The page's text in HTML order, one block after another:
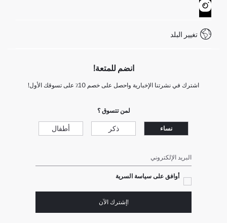
كيف يمكنك التسوق في ديفاكتو ؟
خدمة العملاء
تغيير البلد
انضم للمتعة!
اشترك في نشرتنا الإخبارية واحصل على خصم 10٪ على تسوقك الأول!
لمن تتسوق ؟
نساء ذكر أطفال
البريد الإلكتروني
أوافق على سياسة السرية
!إشترك الآن